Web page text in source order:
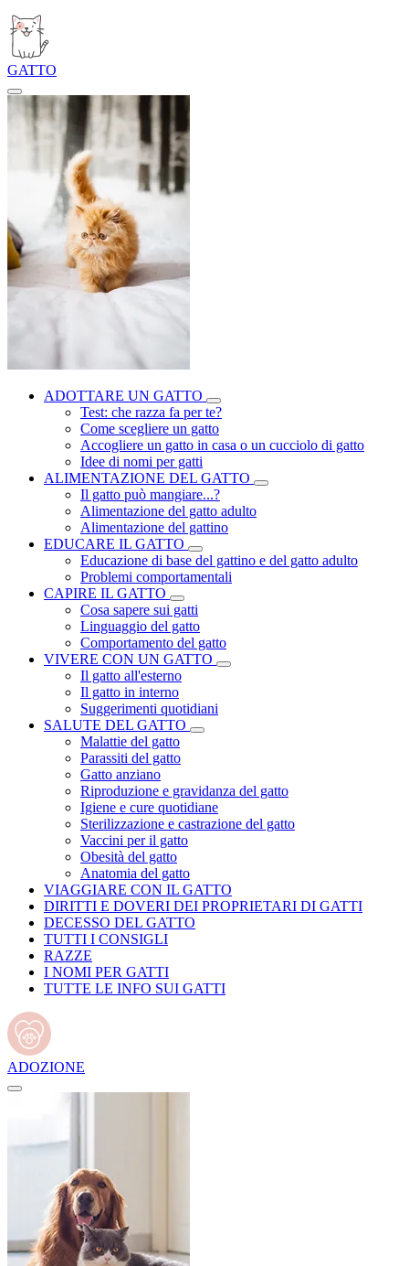
GATTO
ADOTTARE UN GATTO
Test: che razza fa per te?
Come scegliere un gatto
Accogliere un gatto in casa o un cucciolo di gatto
Idee di nomi per gatti
ALIMENTAZIONE DEL GATTO
Il gatto può mangiare...?
Alimentazione del gatto adulto
Alimentazione del gattino
EDUCARE IL GATTO
Educazione di base del gattino e del gatto adulto
Problemi comportamentali
CAPIRE IL GATTO
Cosa sapere sui gatti
Linguaggio del gatto
Comportamento del gatto
VIVERE CON UN GATTO
Il gatto all'esterno
Il gatto in interno
Suggerimenti quotidiani
SALUTE DEL GATTO
Malattie del gatto
Parassiti del gatto
Gatto anziano
Riproduzione e gravidanza del gatto
Igiene e cure quotidiane
Sterilizzazione e castrazione del gatto
Vaccini per il gatto
Obesità del gatto
Anatomia del gatto
VIAGGIARE CON IL GATTO
DIRITTI E DOVERI DEI PROPRIETARI DI GATTI
DECESSO DEL GATTO
TUTTI I CONSIGLI
RAZZE
I NOMI PER GATTI
TUTTE LE INFO SUI GATTI
ADOZIONE